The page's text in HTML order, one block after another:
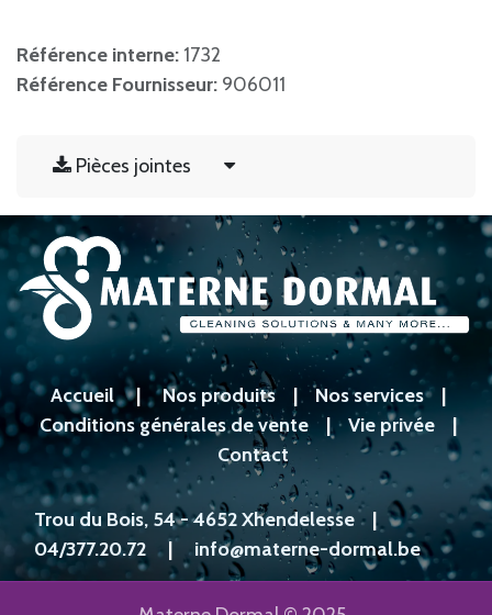
Référence interne: 1732
Référence Fournisseur: 906011
Pièces jointes
Accueil|Nos produits|Nos services|
Conditions générales de vente | Vie privée |
Contact
Trou du Bois, 54 - 4652 Xhendelesse|
04/377.20.72 |info@materne-dormal.be